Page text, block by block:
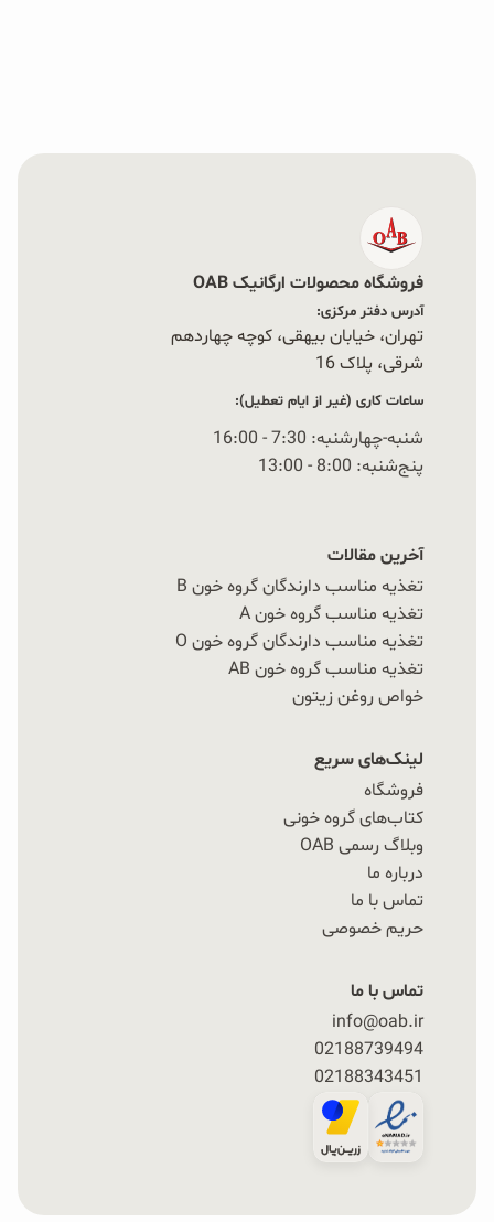
فروشگاه محصولات ارگانیک OAB
آدرس دفتر مرکزی:
تهران، خیابان بیهقی، کوچه چهاردهم
شرقی، پلاک 16‭
ساعات کاری (غیر از ایام تعطیل):
شنبه-چهارشنبه: 7:30 - 16:00
پنج‌شنبه: 8:00 - 13:00
آخرین مقالات
تغذیه مناسب دارندگان گروه خون B
تغذیه مناسب گروه خون A
تغذیه مناسب دارندگان گروه خون O
تغذیه مناسب گروه خون AB
خواص روغن زیتون
لینک‌های سریع
فروشگاه
کتاب‌های گروه خونی
وبلاگ رسمی OAB
درباره ما
تماس با ما
حریم خصوصی
تماس با ما
info@oab.ir
02188739494
02188343451